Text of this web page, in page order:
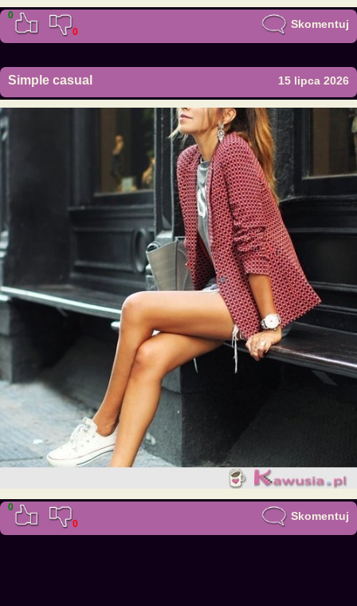
0
0
Skomentuj
Simple casual 15 lipca 2026
0
0
Skomentuj